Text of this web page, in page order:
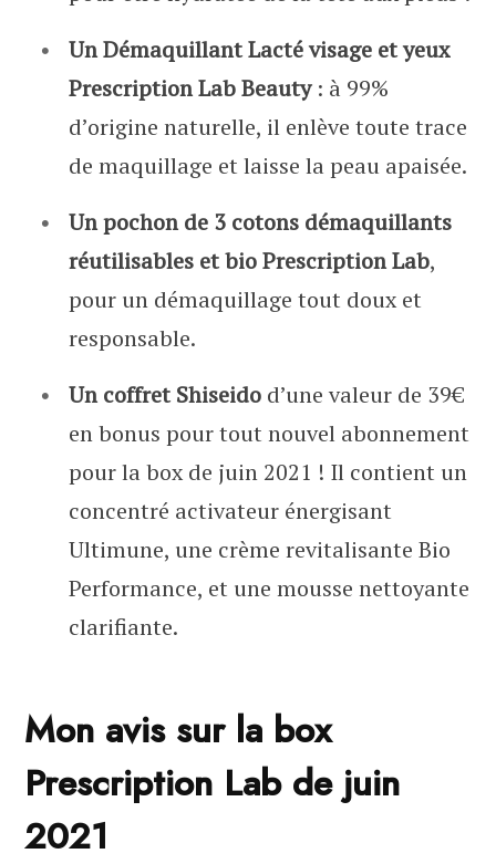
Un Démaquillant Lacté visage et yeux
Prescription Lab Beauty: à 99%
d’origine naturelle, il enlève toute trace
de maquillage et laisse la peau apaisée.
Un pochon de 3 cotons démaquillants
réutilisables et bio Prescription Lab,
pour un démaquillage tout doux et
responsable.
Un coffret Shiseido d’une valeur de 39€
en bonus pour tout nouvel abonnement
pour la box de juin 2021 ! Il contient un
concentré activateur énergisant
Ultimune, une crème revitalisante Bio
Performance, et une mousse nettoyante
clarifiante.
Mon avis sur la box
Prescription Lab de juin
2021